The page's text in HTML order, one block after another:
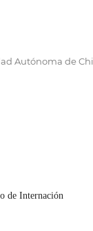
Autónoma de
de Internación